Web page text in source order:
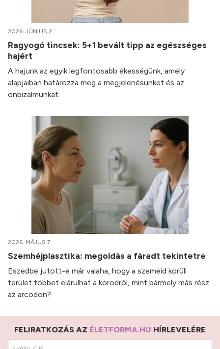
2026. JÚNIUS 2.
Ragyogó tincsek: 5+1 bevált tipp az egészséges
hajért
A hajunk az egyik legfontosabb ékességünk, amely
alapjaiban határozza meg a megjelenésünket és az
önbizalmunkat.
2026. MÁJUS 7.
Szemhéjplasztika: megoldás a fáradt tekintetre
Eszedbe jutott-e már valaha, hogy a szemeid körüli
terület többet elárulhat a korodról, mint bármely más rész
az arcodon?
FELIRATKOZÁS AZ ÉLETFORMA.HU HÍRLEVELÉRE